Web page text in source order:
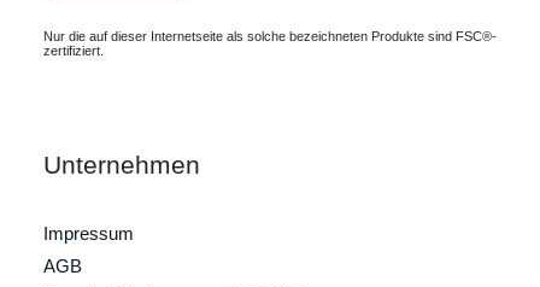
Nur die auf dieser Internetseite als solche bezeichneten Produkte sind FSC®-
zertifiziert.
Unternehmen
Impressum
AGB